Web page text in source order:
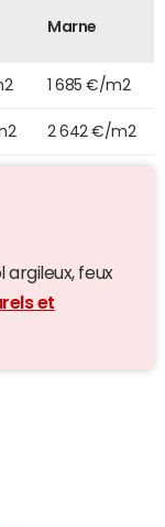
Marne
1 685 €/m2
2 642 €/m2
argileux, feux
et